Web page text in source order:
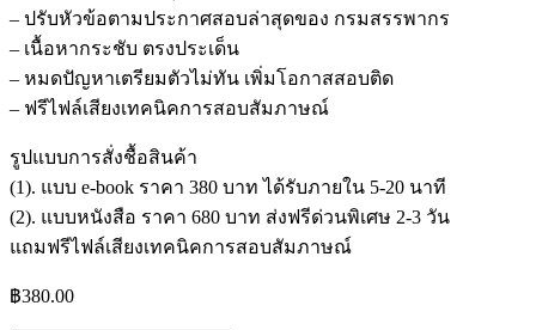
– ปรับหัวข้อตามประกาศสอบล่าสุดของ กรมสรรพากร
– เนื้อหากระชับ ตรงประเด็น
– หมดปัญหาเตรียมตัวไม่ทัน เพิ่มโอกาสสอบติด
– ฟรีไฟล์เสียงเทคนิคการสอบสัมภาษณ์
รูปแบบการสั่งชื้อสินค้า
(1). แบบ e-book ราคา 380 บาท ได้รับภายใน 5-20 นาที
(2). แบบหนังสือ ราคา 680 บาท ส่งฟรีด่วนพิเศษ 2-3 วัน
แถมฟรีไฟล์เสียงเทคนิคการสอบสัมภาษณ์
฿380.00